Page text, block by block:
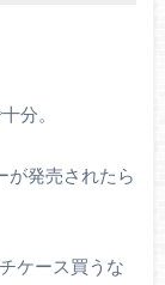
分。
が発売されたら
ケース買うな